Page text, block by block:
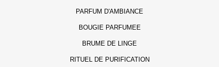
PARFUM D'AMBIANCE
BOUGIE PARFUMEE
BRUME DE LINGE
RITUEL DE PURIFICATION